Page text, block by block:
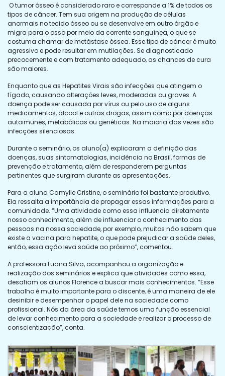
O tumor ósseo é considerado raro e corresponde a 1% de todos os
tipos de câncer. Tem sua origem na produção de células
anormais no tecido ósseo ou se desenvolve em outro órgão e
migra para o osso por meio da corrente sanguínea, o que se
costuma chamar de metástase óssea. Esse tipo de câncer é muito
agressivo e pode resultar em mutilações. Se diagnosticado
precocemente e com tratamento adequado, as chances de cura
são maiores.
Enquanto que as Hepatites Virais são infecções que atingem o
fígado, causando alterações leves, moderadas ou graves. A
doença pode ser causada por vírus ou pelo uso de alguns
medicamentos, álcool e outras drogas, assim como por doenças
autoimunes, metabólicas ou genéticas. Na maioria das vezes são
infecções silenciosas.
Durante o seminário, os aluno(a) explicaram a definição das
doenças, suas sintomatologias, incidência no Brasil, formas de
prevenção e tratamento, além de responderem perguntas
pertinentes que surgiram durante as apresentações.
Para a aluna Camylle Cristine, o seminário foi bastante produtivo.
Ela ressalta a importância de propagar essas informações para a
comunidade. “Uma atividade como essa influencia diretamente
nosso conhecimento, além de influenciar o conhecimento das
pessoas na nossa sociedade, por exemplo, muitos não sabem que
existe a vacina para hepatite, o que pode prejudicar a saúde deles,
então, essa ação leva saúde ao próximo”, comentou.
A professora Luana Silva, acompanhou a organização e
realização dos seminários e explica que atividades como essa,
desafiam os alunos Florence a buscar mais conhecimentos. “Esse
trabalho é muito importante para o discente, é uma maneira de ele
desinibir e desempenhar o papel dele na sociedade como
profissional. Nós da área da saúde temos uma função essencial
de levar conhecimento para a sociedade e realizar o processo de
conscientização”, conta.